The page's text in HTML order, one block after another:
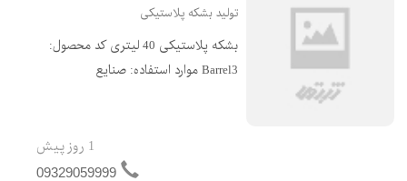
تولید بشکه پلاستیکی
بشکه پلاستیکی 40 لیتری کد محصول:
Barrel3 موارد استفاده: صنایع
چسب نوع کالا: بشکه 40 لیتری ویژگی
های محصول:این محصول دارای دسته
1 روز پیش
09329059999